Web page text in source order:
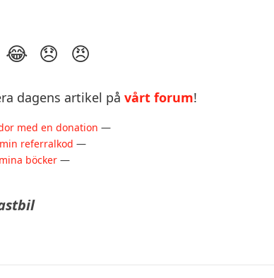
dagens artikel på vårt forum!
med en donation —
referralkod —
böcker—